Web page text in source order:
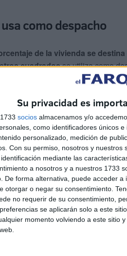
Su privacidad es
socios almacenamos y/o
como identificadores únicos
personalizado, medición de
Con su permiso, nosotros y nuestros
mediante las
a nosotros y a nuestros 1733
De forma alternativa, puede acceder
otorgar o negar su consentimiento.
no requerir de su consentimiento,
se aplicarán solo a este
momento volviendo a este sitio
como despacho
de la vivienda se
cuadradosse utiliza como
que el 20% del inmueble
del gasto total de los
la totalidad de la factura,
con fines profesionales.
necesario haber comunicado
para trabajar. Este